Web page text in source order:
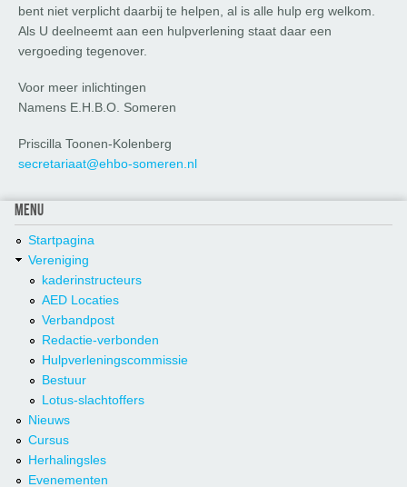
bent niet verplicht daarbij te helpen, al is alle hulp erg welkom.
Als U deelneemt aan een hulpverlening staat daar een
vergoeding tegenover.
Voor meer inlichtingen
Namens E.H.B.O. Someren
Priscilla Toonen-Kolenberg
secretariaat@ehbo-someren.nl
MENU
Startpagina
Vereniging
kaderinstructeurs
AED Locaties
Verbandpost
Redactie-verbonden
Hulpverleningscommissie
Bestuur
Lotus-slachtoffers
Nieuws
Cursus
Herhalingsles
Evenementen